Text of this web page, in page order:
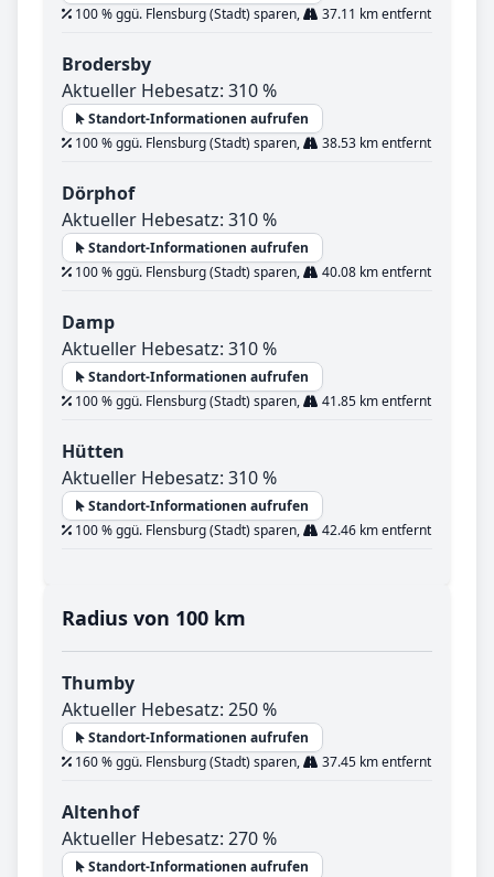
100 % ggü. Flensburg (Stadt) sparen,
37.11 km entfernt
Brodersby
Aktueller Hebesatz: 310 %
Standort-Informationen aufrufen
100 % ggü. Flensburg (Stadt) sparen,
38.53 km entfernt
Dörphof
Aktueller Hebesatz: 310 %
Standort-Informationen aufrufen
100 % ggü. Flensburg (Stadt) sparen,
40.08 km entfernt
Damp
Aktueller Hebesatz: 310 %
Standort-Informationen aufrufen
100 % ggü. Flensburg (Stadt) sparen,
41.85 km entfernt
Hütten
Aktueller Hebesatz: 310 %
Standort-Informationen aufrufen
100 % ggü. Flensburg (Stadt) sparen,
42.46 km entfernt
Radius von 100 km
Thumby
Aktueller Hebesatz: 250 %
Standort-Informationen aufrufen
160 % ggü. Flensburg (Stadt) sparen,
37.45 km entfernt
Altenhof
Aktueller Hebesatz: 270 %
Standort-Informationen aufrufen